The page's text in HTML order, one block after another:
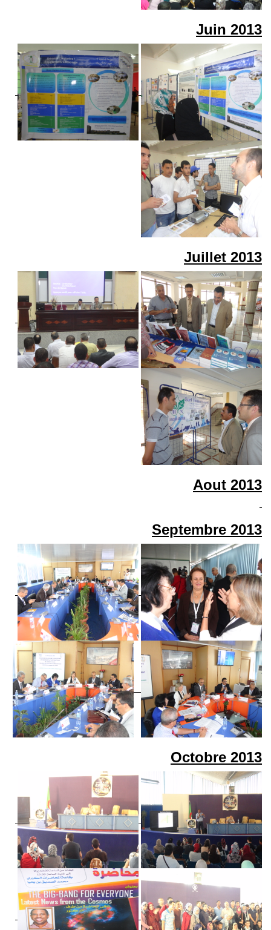
Juin 2013
Juillet 2013
Aout 2013
Septembre 2013
Octobre 2013